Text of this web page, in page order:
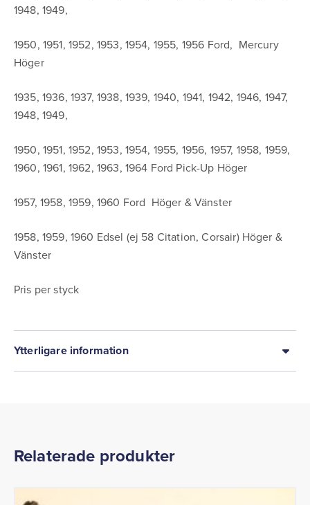
1948, 1949,
1950, 1951, 1952, 1953, 1954, 1955, 1956 Ford, Mercury
Höger
1935, 1936, 1937, 1938, 1939, 1940, 1941, 1942, 1946, 1947,
1948, 1949,
1950, 1951, 1952, 1953, 1954, 1955, 1956, 1957, 1958, 1959,
1960, 1961, 1962, 1963, 1964 Ford Pick-Up Höger
1957, 1958, 1959, 1960 Ford Höger & Vänster
1958, 1959, 1960 Edsel (ej 58 Citation, Corsair) Höger &
Vänster
Pris per styck
Ytterligare information
Relaterade produkter